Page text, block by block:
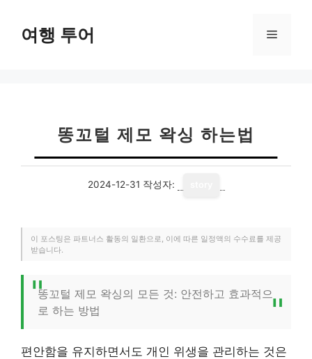
여행 투어 메
똥꼬털 제모 왁싱 하는법
2024-12-31 작성자:
이 포스팅은 파트너스 활동의 일환으로, 이에 따른 일정액의 수수료를 제공
받습니다.
똥꼬털 제모 왁싱의 모든 것: 안전하고 효과적으
로 하는 방법
편안함을 유지하면서도 개인 위생을 관리하는 것은